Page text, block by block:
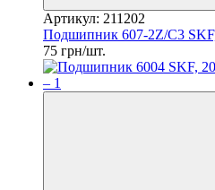
Артикул: 211202
Подшипник 607-2Z/C3
75 грн/шт.